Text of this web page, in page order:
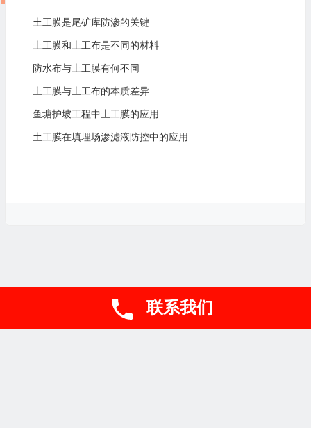
土工膜是尾矿库防渗的关键
土工膜和土工布是不同的材料
防水布与土工膜有何不同
土工膜与土工布的本质差异
鱼塘护坡工程中土工膜的应用
土工膜在填埋场渗滤液防控中的应用
联系我们